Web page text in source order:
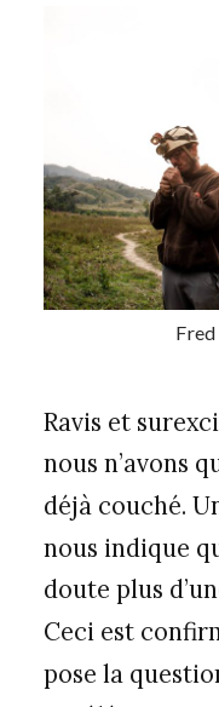
Fred
Ravis et
nous n’avons
déjà couché.
nous indique
doute plus
Ceci est
pose la